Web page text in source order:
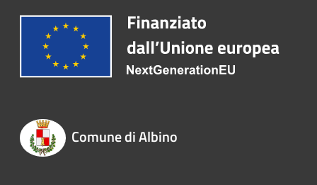
Comune di Albino